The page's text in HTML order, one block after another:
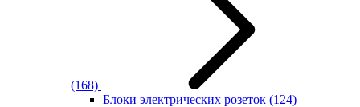
(168)
Блоки электрических розеток (124)